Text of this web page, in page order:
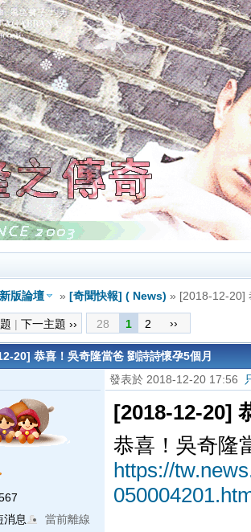
版論壇 » [奇聞快報] ( News) » [2018-12-20]
| 下一主題 ›› 28 1 2 ››
20] 恭喜！吳奇隆當爸 劉詩詩懷孕5個月
消息
當前離線
發表於 2018-12-20 17:56
[2018-12-20]
恭喜！吳奇隆
https://